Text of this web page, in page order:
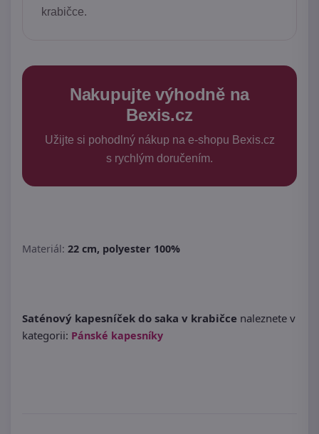
krabičce.
Nakupujte výhodně na
Bexis.cz
Užijte si pohodlný nákup na e-shopu Bexis.cz
s rychlým doručením.
Materiál: 22 cm, polyester 100%
Saténový kapesníček do saka v krabičce naleznete v
kategorii: Pánské kapesníky